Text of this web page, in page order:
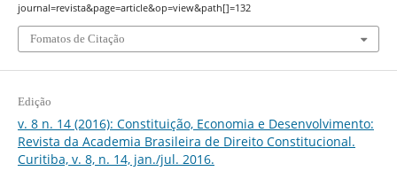
journal=revista&page=article&op=view&path[]=132
Fomatos de Citação
Edição
v. 8 n. 14 (2016): Constituição, Economia e Desenvolvimento:
Revista da Academia Brasileira de Direito Constitucional.
Curitiba, v. 8, n. 14, jan./jul. 2016.